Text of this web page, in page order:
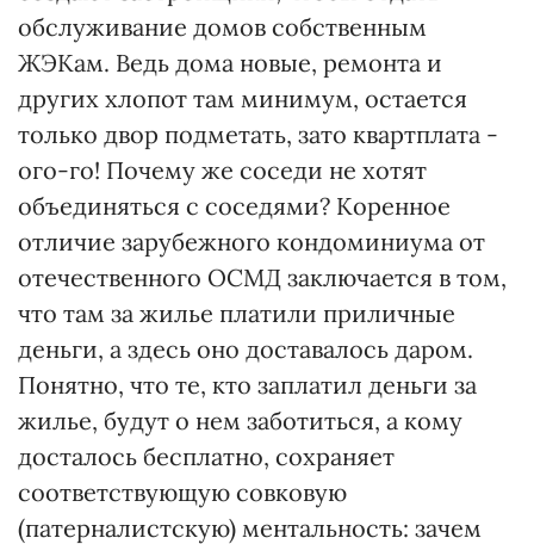
обслуживание домов собственным
ЖЭКам. Ведь дома новые, ремонта и
других хлопот там минимум, остается
только двор подметать, зато квартплата -
ого-го! Почему же соседи не хотят
объединяться с соседями? Коренное
отличие зарубежного кондоминиума от
отечественного ОСМД заключается в том,
что там за жилье платили приличные
деньги, а здесь оно доставалось даром.
Понятно, что те, кто заплатил деньги за
жилье, будут о нем заботиться, а кому
досталось бесплатно, сохраняет
соответствующую совковую
(патерналистскую) ментальность: зачем